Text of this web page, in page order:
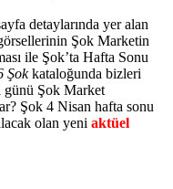
detaylarında yer alan
Şok Marketin
ile Şok’ta Hafta Sonu
Şokkataloğunda bizleri
günü Şok Market
Şok 4 Nisan hafta sonu
olan yeni aktüel